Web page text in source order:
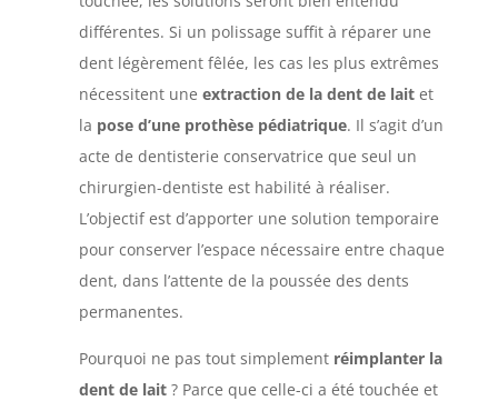
différentes. Si un polissage suffit à réparer une
dent légèrement fêlée, les cas les plus extrêmes
nécessitent une extraction de la dent de laitet
la pose d’une prothèse pédiatrique. Il s’agit d’un
acte de dentisterie conservatrice que seul un
chirurgien-dentiste est habilité à réaliser.
L’objectif est d’apporter une solution temporaire
pour conserver l’espace nécessaire entre chaque
dent, dans l’attente de la poussée des dents
permanentes.
Pourquoi ne pas tout simplement réimplanter la
dent de lait? Parce que celle-ci a été touchée et